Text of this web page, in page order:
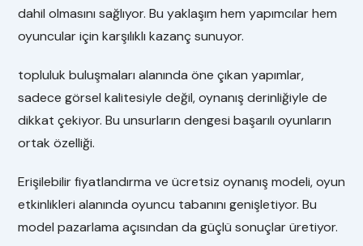
dahil olmasını sağlıyor. Bu yaklaşım hem yapımcılar hem
oyuncular için karşılıklı kazanç sunuyor.
topluluk buluşmaları alanında öne çıkan yapımlar,
sadece görsel kalitesiyle değil, oynanış derinliğiyle de
dikkat çekiyor. Bu unsurların dengesi başarılı oyunların
ortak özelliği.
Erişilebilir fiyatlandırma ve ücretsiz oynanış modeli, oyun
etkinlikleri alanında oyuncu tabanını genişletiyor. Bu
model pazarlama açısından da güçlü sonuçlar üretiyor.